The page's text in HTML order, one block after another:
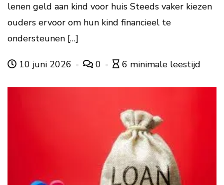
lenen geld aan kind voor huis Steeds vaker kiezen
ouders ervoor om hun kind financieel te
ondersteunen […]
10 juni 2026 0 6 minimale leestijd